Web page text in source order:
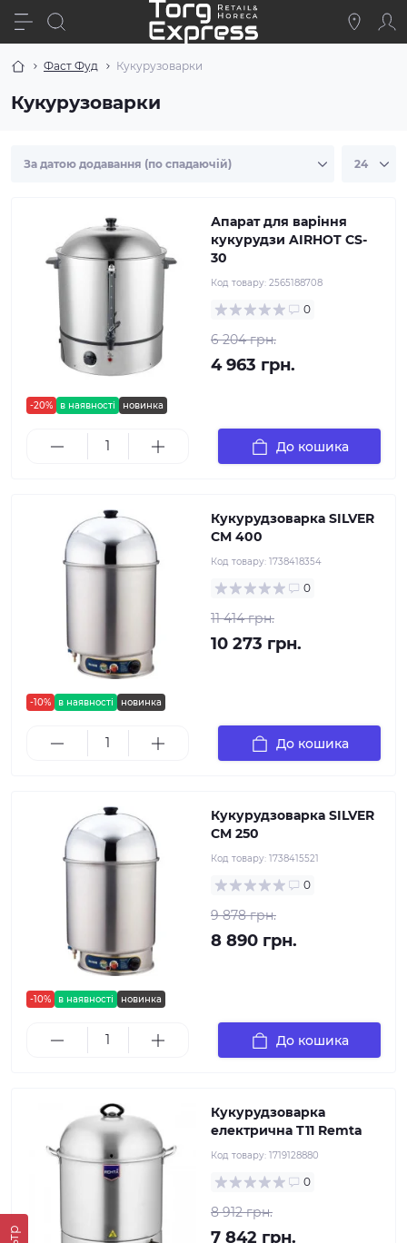
Фаст Фуд Кукурузоварки
Кукурузоварки
-20% в наявності новинка
Апарат для варіння
кукурудзи AIRHOT CS-
30
Код товару: 2565188708
0
6 204 грн.
4 963 грн.
До кошика
-10% в наявності новинка
Кукурудзоварка SILVER
CM 400
Код товару: 1738418354
0
11 414 грн.
10 273 грн.
До кошика
-10% в наявності новинка
Кукурудзоварка SILVER
CM 250
Код товару: 1738415521
0
9 878 грн.
8 890 грн.
До кошика
Кукурудзоварка
електрична T11 Remta
Код товару: 1719128880
0
8 912 грн.
7 842 грн.